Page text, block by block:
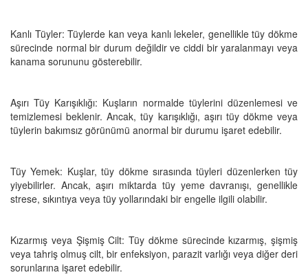
Kanlı Tüyler: Tüylerde kan veya kanlı lekeler, genellikle tüy dökme
sürecinde normal bir durum değildir ve ciddi bir yaralanmayı veya
kanama sorununu gösterebilir.
Aşırı Tüy Karışıklığı: Kuşların normalde tüylerini düzenlemesi ve
temizlemesi beklenir. Ancak, tüy karışıklığı, aşırı tüy dökme veya
tüylerin bakımsız görünümü anormal bir durumu işaret edebilir.
Tüy Yemek: Kuşlar, tüy dökme sırasında tüyleri düzenlerken tüy
yiyebilirler. Ancak, aşırı miktarda tüy yeme davranışı, genellikle
strese, sıkıntıya veya tüy yollarındaki bir engelle ilgili olabilir.
Kızarmış veya Şişmiş Cilt: Tüy dökme sürecinde kızarmış, şişmiş
veya tahriş olmuş cilt, bir enfeksiyon, parazit varlığı veya diğer deri
sorunlarına işaret edebilir.